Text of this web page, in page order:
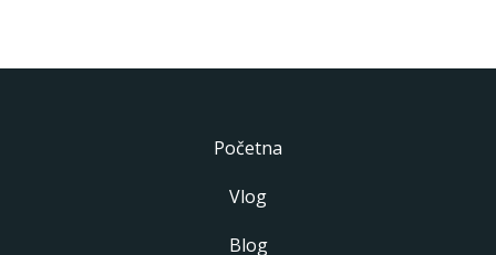
Početna
Vlog
Blog